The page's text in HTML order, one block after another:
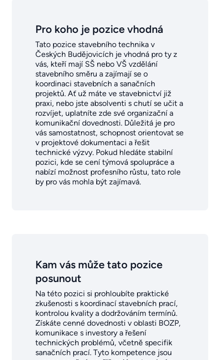
Pro koho je pozice vhodná
Tato pozice stavebního technika v
Českých Budějovicích je vhodná pro ty z
vás, kteří mají SŠ nebo VŠ vzdělání
stavebního směru a zajímají se o
koordinaci stavebních a sanačních
projektů. Ať už máte ve stavebnictví již
praxi, nebo jste absolventi s chutí se učit a
rozvíjet, uplatníte zde své organizační a
komunikační dovednosti. Důležitá je pro
vás samostatnost, schopnost orientovat se
v projektové dokumentaci a řešit
technické výzvy. Pokud hledáte stabilní
pozici, kde se cení týmová spolupráce a
nabízí možnost profesního růstu, tato role
by pro vás mohla být zajímavá.
Kam vás může tato pozice
posunout
Na této pozici si prohloubíte praktické
zkušenosti s koordinací stavebních prací,
kontrolou kvality a dodržováním termínů.
Získáte cenné dovednosti v oblasti BOZP,
komunikace s investory a řešení
technických problémů, včetně specifik
sanačních prací. Tyto kompetence jsou